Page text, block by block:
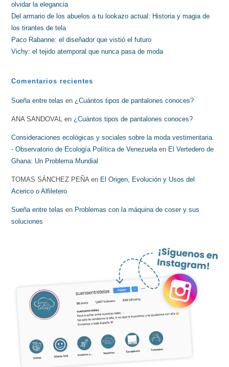
olvidar la elegancia
Del armario de los abuelos a tu lookazo actual: Historia y magia de
los tirantes de tela
Paco Rabanne: el diseñador que vistió el futuro
Vichy: el tejido atemporal que nunca pasa de moda
Comentarios recientes
Sueña entre telas en¿Cuántos tipos de pantalones conoces?
ANA SANDOVAL en¿Cuántos tipos de pantalones conoces?
Consideraciones ecológicas y sociales sobre la moda vestimentaria.
- Observatorio de Ecología Política de Venezuelaen El Vertedero de
Ghana: Un Problema Mundial
TOMAS SÁNCHEZ PEÑAen El Origen, Evolución y Usos del
Acerico o Alfiletero
Sueña entre telas en Problemas con la máquina de coser y sus
soluciones